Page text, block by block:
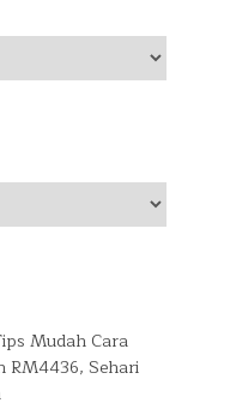
Mudah Cara
RM4436, Sehari